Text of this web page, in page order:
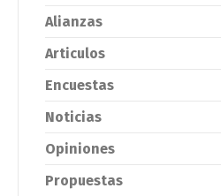
Alianzas
Articulos
Encuestas
Noticias
Opiniones
Propuestas